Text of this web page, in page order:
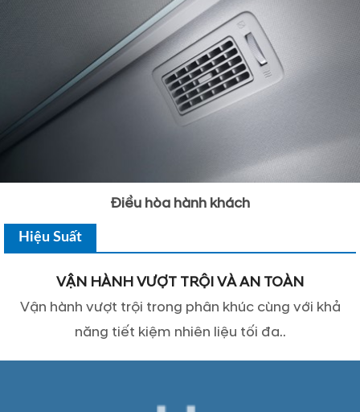
Điều hòa hành khách
Hiệu Suất
VẬN HÀNH VƯỢT TRỘI VÀ AN TOÀN
Vận hành vượt trội trong phân khúc cùng với khả
năng tiết kiệm nhiên liệu tối đa..